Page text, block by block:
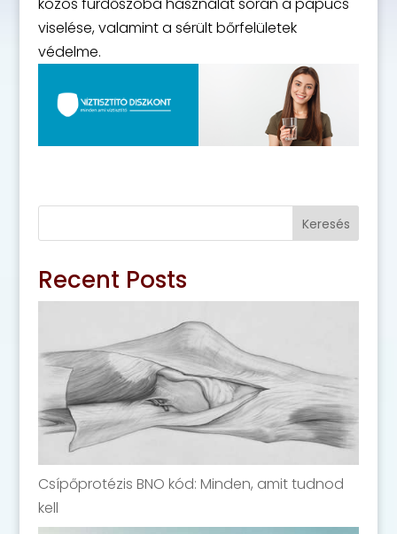
közös fürdőszoba használat során a papucs
viselése, valamint a sérült bőrfelületek
védelme.
Keresés
Recent Posts
Csípőprotézis BNO kód: Minden, amit tudnod
kell